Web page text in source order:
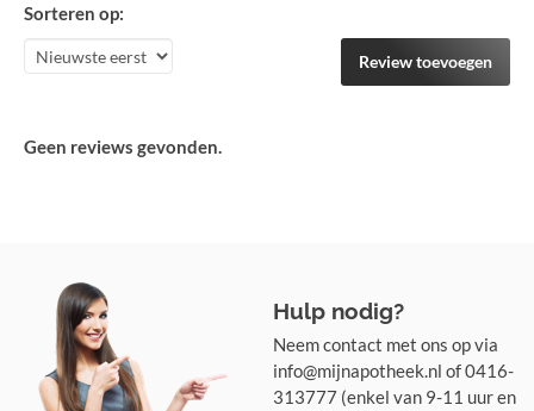
Sorteren op:
Review toevoegen
Geen reviews gevonden.
Hulp nodig?
Neem contact met ons op via
info@mijnapotheek.nl of 0416-
313777 (enkel van 9-11 uur en